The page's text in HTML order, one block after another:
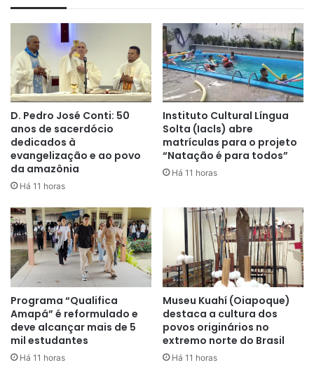
D. Pedro José Conti: 50
anos de sacerdócio
dedicados à
evangelização e ao povo
da amazônia
Há 11 horas
Instituto Cultural Língua
Solta (Iacls) abre
matrículas para o projeto
“Natação é para todos”
Há 11 horas
Programa “Qualifica
Amapá” é reformulado e
deve alcançar mais de 5
mil estudantes
Há 11 horas
Museu Kuahí (Oiapoque)
destaca a cultura dos
povos originários no
extremo norte do Brasil
Há 11 horas